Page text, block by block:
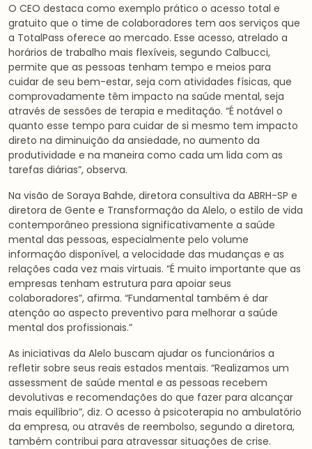
O CEO destaca como exemplo prático o acesso total e
gratuito que o time de colaboradores tem aos serviços que
a TotalPass oferece ao mercado. Esse acesso, atrelado a
horários de trabalho mais flexíveis, segundo Calbucci,
permite que as pessoas tenham tempo e meios para
cuidar de seu bem-estar, seja com atividades físicas, que
comprovadamente têm impacto na saúde mental, seja
através de sessões de terapia e meditação. “É notável o
quanto esse tempo para cuidar de si mesmo tem impacto
direto na diminuição da ansiedade, no aumento da
produtividade e na maneira como cada um lida com as
tarefas diárias”, observa.
Na visão de Soraya Bahde, diretora consultiva da ABRH-SP e
diretora de Gente e Transformação da Alelo, o estilo de vida
contemporâneo pressiona significativamente a saúde
mental das pessoas, especialmente pelo volume
informação disponível, a velocidade das mudanças e as
relações cada vez mais virtuais. “É muito importante que as
empresas tenham estrutura para apoiar seus
colaboradores”, afirma. “Fundamental também é dar
atenção ao aspecto preventivo para melhorar a saúde
mental dos profissionais.”
As iniciativas da Alelo buscam ajudar os funcionários a
refletir sobre seus reais estados mentais. “Realizamos um
assessment de saúde mental e as pessoas recebem
devolutivas e recomendações do que fazer para alcançar
mais equilíbrio”, diz. O acesso à psicoterapia no ambulatório
da empresa, ou através de reembolso, segundo a diretora,
também contribui para atravessar situações de crise.